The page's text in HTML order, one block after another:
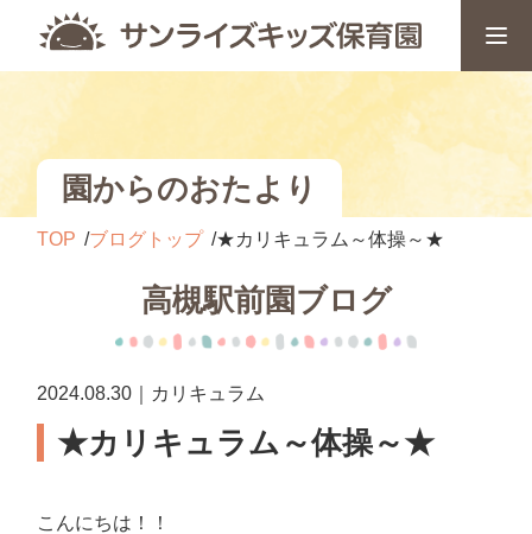
園からのおたより
TOP ブログトップ ★カリキュラム～体操～★
高槻駅前園ブログ
2024.08.30｜カリキュラム
★カリキュラム～体操～★
こんにちは！！